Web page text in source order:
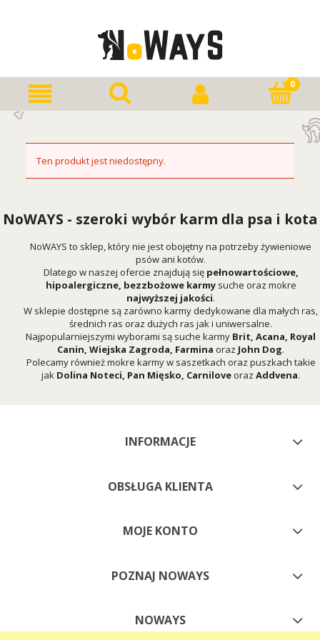
Ten produkt jest niedostępny.
NoWAYS - szeroki wybór karm dla psa i kota
NoWAYS to sklep, który nie jest obojętny na potrzeby żywieniowe
psów ani kotów.
Dlatego w naszej ofercie znajdują się pełnowartościowe,
hipoalergiczne, bezzbożowe karmy suche oraz mokre
najwyższej jakości.
W sklepie dostępne są zarówno karmy dedykowane dla małych ras,
średnich ras oraz dużych ras jak i uniwersalne.
Najpopularniejszymi wyborami są suche karmy Brit, Acana, Royal
Canin, Wiejska Zagroda, Farmina oraz John Dog.
Polecamy również mokre karmy w saszetkach oraz puszkach takie
jak Dolina Noteci, Pan Mięsko, Carniloveoraz Addvena.
INFORMACJE
OBSŁUGA KLIENTA
MOJE KONTO
POZNAJ NOWAYS
NOWAYS